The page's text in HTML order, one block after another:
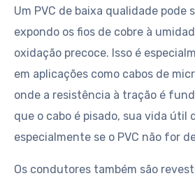
Um PVC de baixa qualidade pode
expondo os fios de cobre à
oxidação precoce. Isso é
em aplicações como cabos de
onde a resistência à tração é
que o cabo é pisado, sua vida útil
especialmente se o PVC não for
Os condutores também são